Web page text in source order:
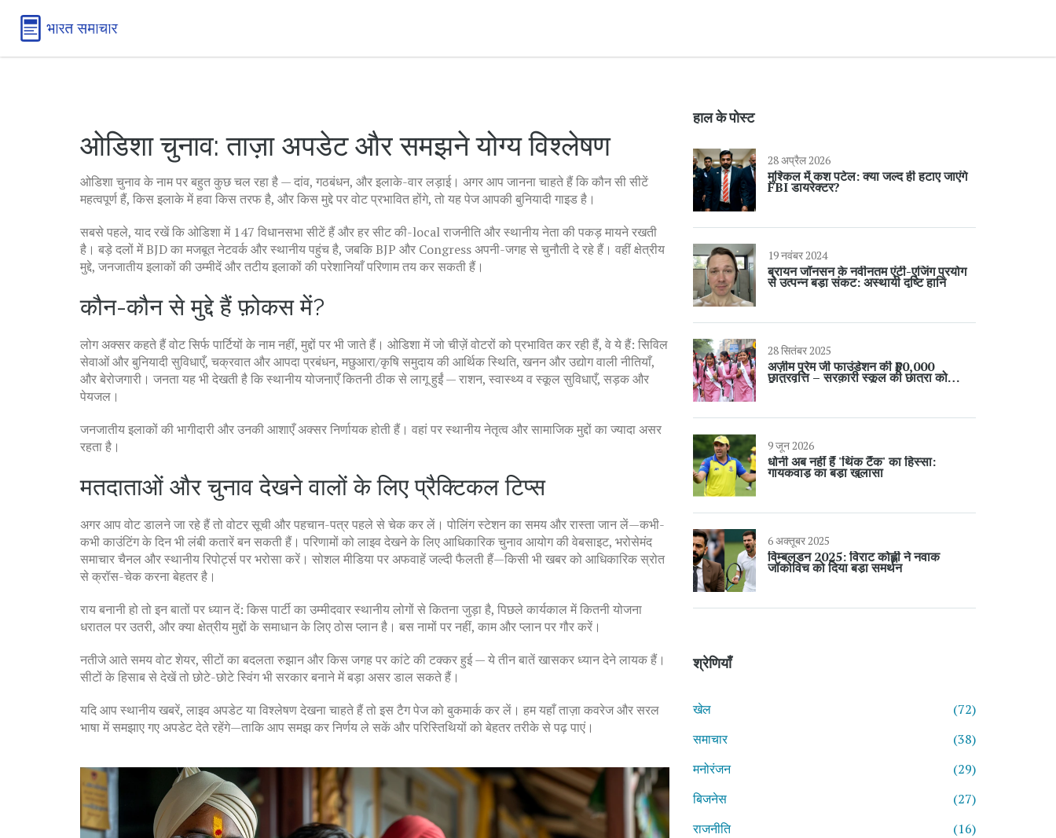
ओडिशा चुनाव: ताज़ा अपडेट और समझने योग्य विश्लेषण
ओडिशा चुनाव के नाम पर बहुत कुछ चल रहा है — दांव, गठबंधन, और इलाके-वार लड़ाई। अगर आप जानना चाहते हैं कि कौन सी सीटें
महत्वपूर्ण हैं, किस इलाके में हवा किस तरफ है, और किस मुद्दे पर वोट प्रभावित होंगे, तो यह पेज आपकी बुनियादी गाइड है।
सबसे पहले, याद रखें कि ओडिशा में 147 विधानसभा सीटें हैं और हर सीट की-local राजनीति और स्थानीय नेता की पकड़ मायने रखती
है। बड़े दलों में BJD का मजबूत नेटवर्क और स्थानीय पहुंच है, जबकि BJP और Congress अपनी-जगह से चुनौती दे रहे हैं। वहीं क्षेत्रीय
मुद्दे, जनजातीय इलाकों की उम्मीदें और तटीय इलाकों की परेशानियाँ परिणाम तय कर सकती हैं।
कौन-कौन से मुद्दे हैं फ़ोकस में?
लोग अक्सर कहते हैं वोट सिर्फ पार्टियों के नाम नहीं, मुद्दों पर भी जाते हैं। ओडिशा में जो चीज़ें वोटरों को प्रभावित कर रही हैं, वे ये हैं: सिविल
सेवाओं और बुनियादी सुविधाएँ, चक्रवात और आपदा प्रबंधन, मछुआरा/कृषि समुदाय की आर्थिक स्थिति, खनन और उद्योग वाली नीतियाँ,
और बेरोजगारी। जनता यह भी देखती है कि स्थानीय योजनाएँ कितनी ठीक से लागू हुईं — राशन, स्वास्थ्य व स्कूल सुविधाएँ, सड़क और
पेयजल।
जनजातीय इलाकों की भागीदारी और उनकी आशाएँ अक्सर निर्णायक होती हैं। वहां पर स्थानीय नेतृत्व और सामाजिक मुद्दों का ज्यादा असर
रहता है।
मतदाताओं और चुनाव देखने वालों के लिए प्रैक्टिकल टिप्स
अगर आप वोट डालने जा रहे हैं तो वोटर सूची और पहचान-पत्र पहले से चेक कर लें। पोलिंग स्टेशन का समय और रास्ता जान लें—कभी-
कभी काउंटिंग के दिन भी लंबी कतारें बन सकती हैं। परिणामों को लाइव देखने के लिए आधिकारिक चुनाव आयोग की वेबसाइट, भरोसेमंद
समाचार चैनल और स्थानीय रिपोर्ट्स पर भरोसा करें। सोशल मीडिया पर अफवाहें जल्दी फैलती हैं—किसी भी खबर को आधिकारिक स्रोत
से क्रॉस-चेक करना बेहतर है।
राय बनानी हो तो इन बातों पर ध्यान दें: किस पार्टी का उम्मीदवार स्थानीय लोगों से कितना जुड़ा है, पिछले कार्यकाल में कितनी योजना
धरातल पर उतरी, और क्या क्षेत्रीय मुद्दों के समाधान के लिए ठोस प्लान है। बस नामों पर नहीं, काम और प्लान पर गौर करें।
नतीजे आते समय वोट शेयर, सीटों का बदलता रुझान और किस जगह पर कांटे की टक्कर हुई — ये तीन बातें खासकर ध्यान देने लायक हैं।
सीटों के हिसाब से देखें तो छोटे-छोटे स्विंग भी सरकार बनाने में बड़ा असर डाल सकते हैं।
यदि आप स्थानीय खबरें, लाइव अपडेट या विश्लेषण देखना चाहते हैं तो इस टैग पेज को बुकमार्क कर लें। हम यहाँ ताज़ा कवरेज और सरल
भाषा में समझाए गए अपडेट देते रहेंगे—ताकि आप समझ कर निर्णय ले सकें और परिस्तिथियों को बेहतर तरीके से पढ़ पाएं।
हाल के पोस्ट
28 अप्रैल 2026
मुश्किल में कश पटेल: क्या जल्द ही हटाए जाएंगे
FBI डायरेक्टर?
19 नवंबर 2024
ब्रायन जॉनसन के नवीनतम एंटी-एजिंग प्रयोग
से उत्पन्न बड़ा संकट: अस्थायी दृष्टि हानि
28 सितंबर 2025
अज़ीम प्रेम जी फाउंडेशन की ₹30,000
छात्रवृत्ति – सरकारी स्कूल की छात्रा को
मिलेगा बड़ा सहयोग
9 जून 2026
धोनी अब नहीं हैं 'थिंक टैंक' का हिस्सा:
गायकवाड़ का बड़ा खुलासा
6 अक्तूबर 2025
विम्बलडन 2025: विराट कोह्ली ने नवाक
जॉकोविच को दिया बड़ा समर्थन
श्रेणियाँ
खेल
(72)
समाचार
(38)
मनोरंजन
(29)
बिजनेस
(27)
राजनीति
(16)